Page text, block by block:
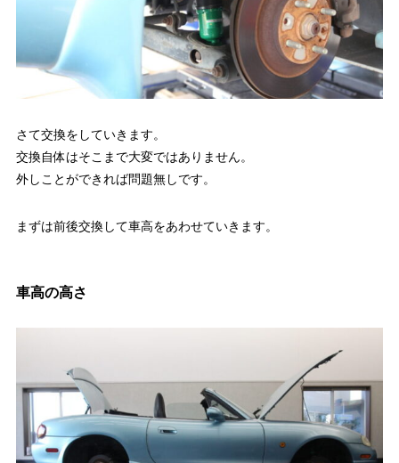
さて交換をしていきます。
交換自体はそこまで大変ではありません。
外しことができれば問題無しです。
まずは前後交換して車高をあわせていきます。
車高の高さ